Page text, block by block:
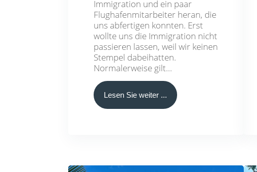
Immigration und ein paar
Flughafenmitarbeiter heran, die
uns abfertigen konnten. Erst
wollte uns die Immigration nicht
passieren lassen, weil wir keinen
Stempel dabeihatten.
Normalerweise gilt...
Lesen Sie weiter ...